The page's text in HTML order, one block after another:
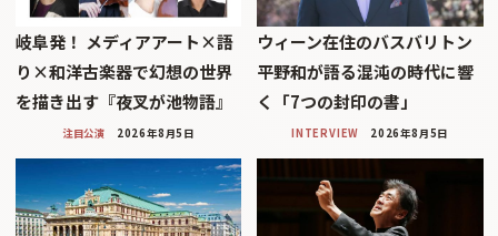
岐阜発！ メディアアート×語
り×和洋古楽器で幻想の世界
を描き出す『夜叉が池物語』
注目公演 2026年8月5日
ウィーン在住のバスバリトン
平野和が語る混沌の時代に響
く「7つの封印の書」
INTERVIEW 2026年8月5日